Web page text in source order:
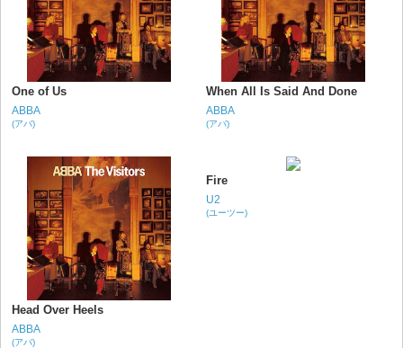
One of Us
ABBA
(アバ)
When All Is Said And Done
ABBA
(アバ)
Head Over Heels
ABBA
(アバ)
Fire
U2
(ユーツー)